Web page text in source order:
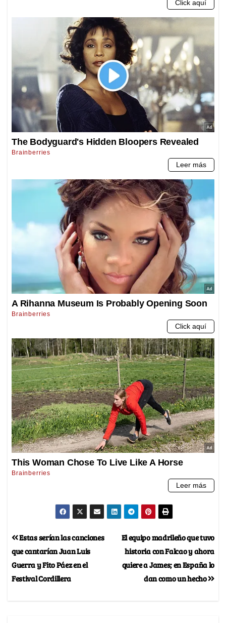
El equipo madrileño que tuvo
historia con Falcao y ahora
quiere a James; en España lo
dan como un hecho
Estas serían las canciones
que cantarían Juan Luis
Guerra y Fito Páez en el
Festival Cordillera